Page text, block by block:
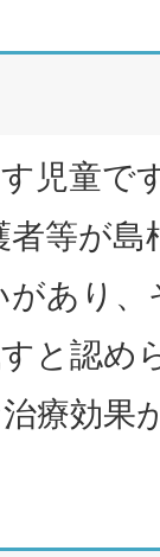
児童で
等が
があり
と認め
療効果